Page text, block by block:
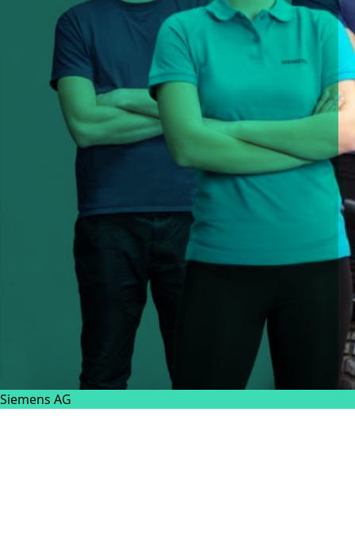
Siemens AG